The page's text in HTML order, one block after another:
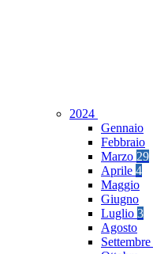
2024
Gennaio
Febbraio
Marzo 29
Aprile 4
Maggio
Giugno
Luglio 3
Agosto
Settembre